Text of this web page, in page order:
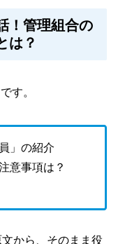
！管理組合の
は？
す。
」の紹介
意事項は？
から、そのまま役